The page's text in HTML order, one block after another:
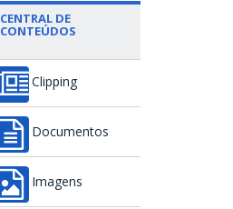
CENTRAL DE
CONTEÚDOS
Clipping
Documentos
Imagens